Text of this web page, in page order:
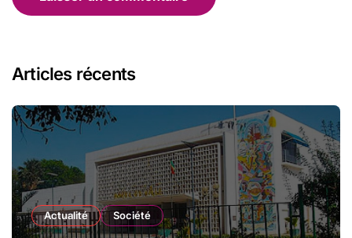
Articles récents
Actualité Société